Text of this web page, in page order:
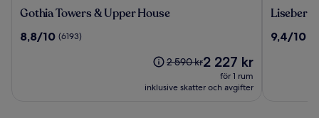
Gothia
&
Gothia Towers & Upper House
8.8
8,8/10 (6193)
Priset
2 590 kr,
2 590 krPriset
2 227 kr
2 227 kr
för 1 rum
inklusive skatter och avgifter
Liseberg
Curiosa
Liseberg
9.4
9,4/10